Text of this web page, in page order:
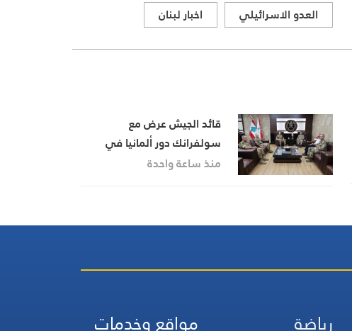
العدو الاسرائيلي
اخبار لبنان
قائد الجيش عرض مع
سولفرانك دور ألمانيا في
القوة البحرية في مرحلة ما بعد
منذ ساعة واحدة
رياضة مواقع وخدمات